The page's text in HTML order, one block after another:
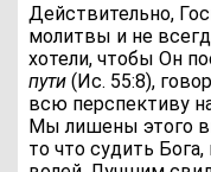
Действительно,
молитвы и не
хотели, чтобы Он
пути (Ис. 55:8),
всю перспективу
Мы лишены этого
то что судить